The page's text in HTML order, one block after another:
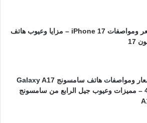
سعر ومواصفات iPhone 17 – مزايا وعيوب هاتف
17
أسعار ومواصفات هاتف سامسونج Galaxy A17
4G – مميزات وعيوب جيل الرابع من سامسونج